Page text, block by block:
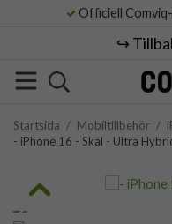
Officiell
↪️
Startsida / Mobiltillbehör /
- iPhone 16 - Skal - Ultra